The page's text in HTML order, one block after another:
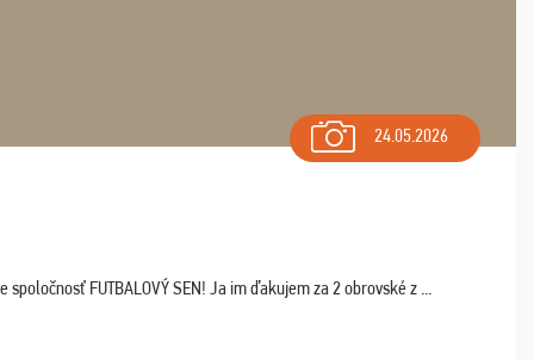
24.05.2026
FUTBALOVÝ SEN! Ja im ďakujem za 2 obrovské z ...